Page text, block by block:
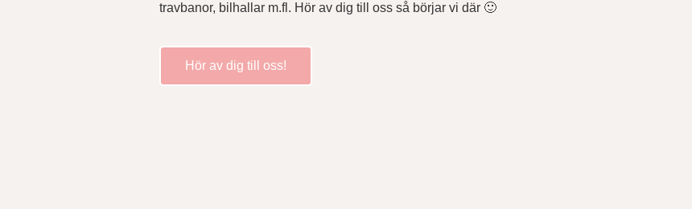
travbanor, bilhallar m.fl. Hör av dig till oss så börjar vi där 🙂
Hör av dig till oss!